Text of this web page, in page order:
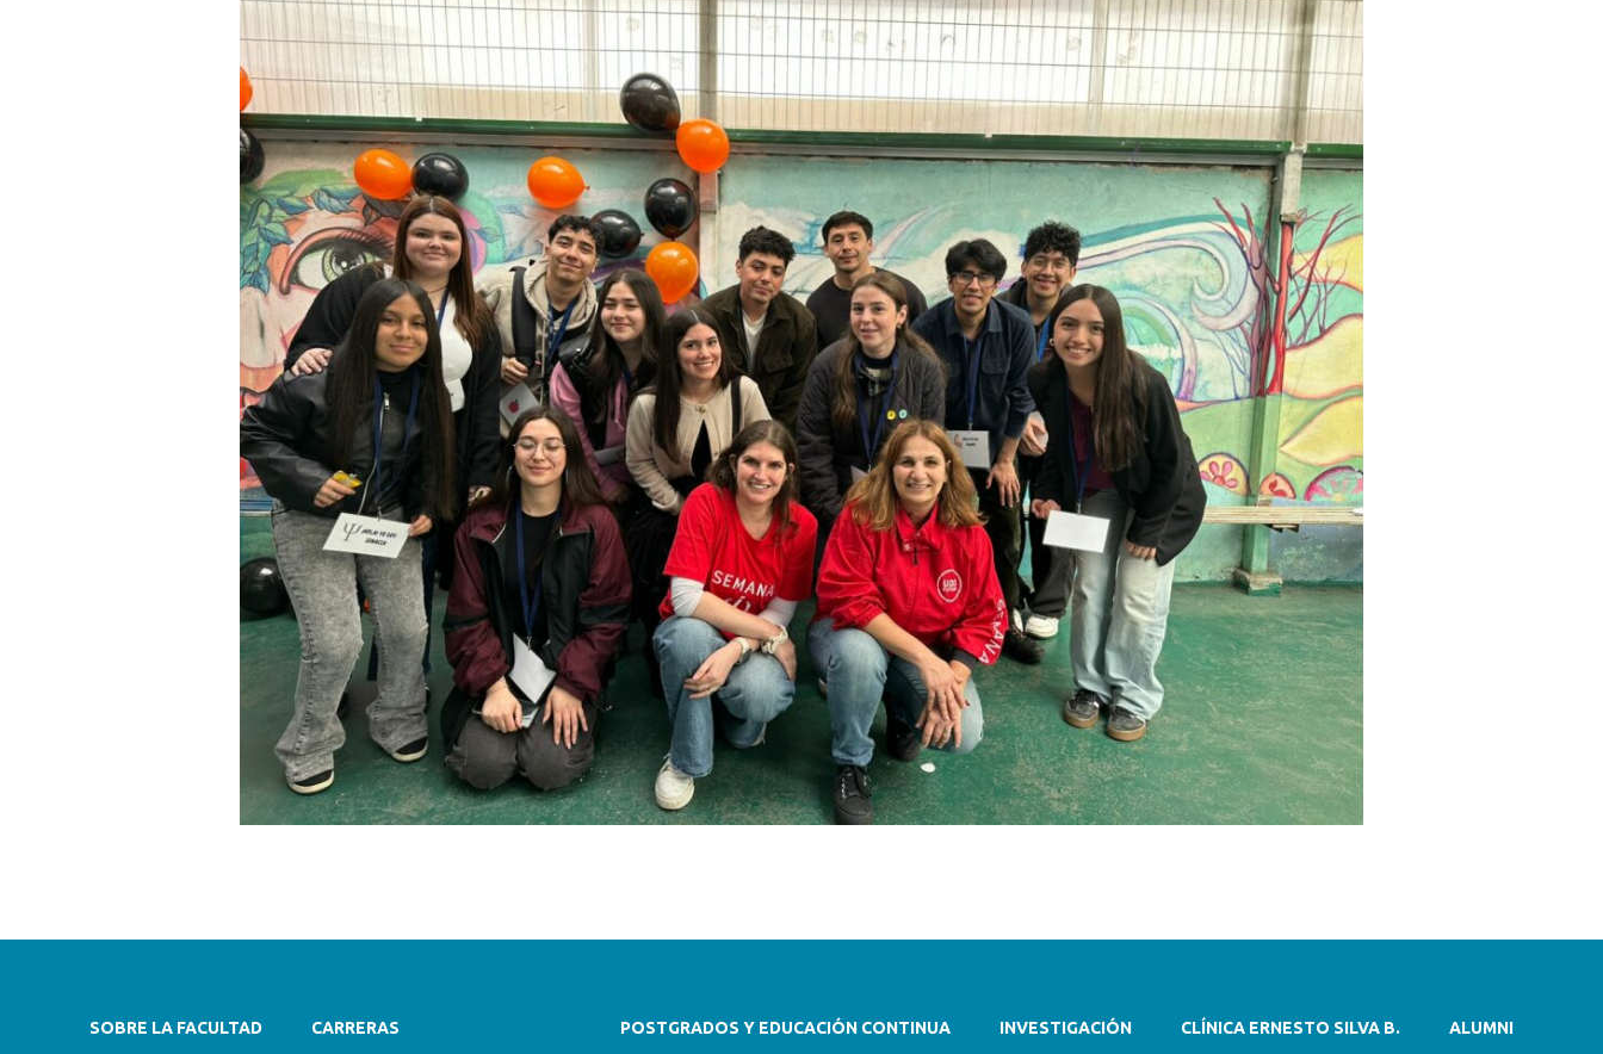
SOBRE LA FACULTAD CARRERAS POSTGRADOS Y EDUCACIÓN CONTINUA INVESTIGACIÓN CLÍNICA ERNESTO SILVA B. ALUMNI